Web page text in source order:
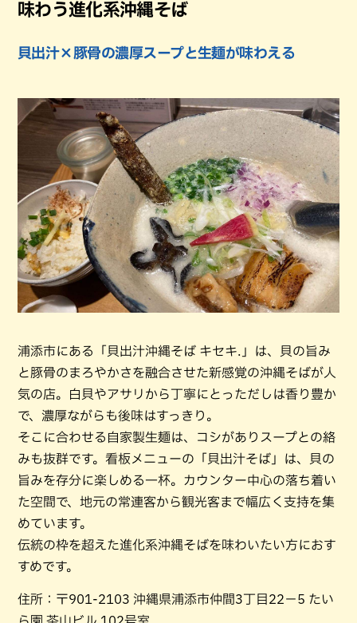
味わう進化系沖縄そば
貝出汁×豚骨の濃厚スープと生麺が味わえる
浦添市にある「貝出汁沖縄そば キセキ.」は、貝の旨み
と豚骨のまろやかさを融合させた新感覚の沖縄そばが人
気の店。白貝やアサリから丁寧にとっただしは香り豊か
で、濃厚ながらも後味はすっきり。
そこに合わせる自家製生麺は、コシがありスープとの絡
みも抜群です。看板メニューの「貝出汁そば」は、貝の
旨みを存分に楽しめる一杯。カウンター中心の落ち着い
た空間で、地元の常連客から観光客まで幅広く支持を集
めています。
伝統の枠を超えた進化系沖縄そばを味わいたい方におす
すめです。
住所：〒901-2103 沖縄県浦添市仲間3丁目22−5 たい